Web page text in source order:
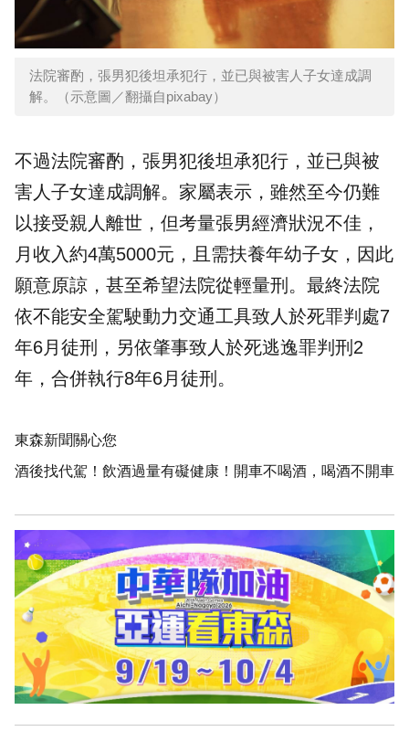
法院審酌，張男犯後坦承犯行，並已與被害人子女達成調
解。（示意圖／翻攝自pixabay）
不過法院審酌，張男犯後坦承犯行，並已與被
害人子女達成調解。家屬表示，雖然至今仍難
以接受親人離世，但考量張男經濟狀況不佳，
月收入約4萬5000元，且需扶養年幼子女，因此
願意原諒，甚至希望法院從輕量刑。最終法院
依不能安全駕駛動力交通工具致人於死罪判處7
年6月徒刑，另依肇事致人於死逃逸罪判刑2
年，合併執行8年6月徒刑。
東森新聞關心您
酒後找代駕！飲酒過量有礙健康！開車不喝酒，喝酒不開車